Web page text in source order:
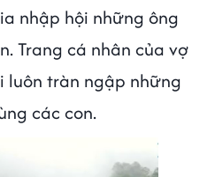
nhập hội những ông
Trang cá nhân của vợ
luôn tràn ngập những
các con.